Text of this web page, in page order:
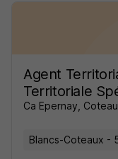
Agent
Territoriale
Ca Epernay,
Blancs-Coteaux -